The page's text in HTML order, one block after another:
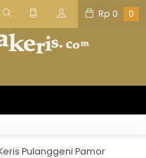
Rp 0 0
Pulanggeni Pamor